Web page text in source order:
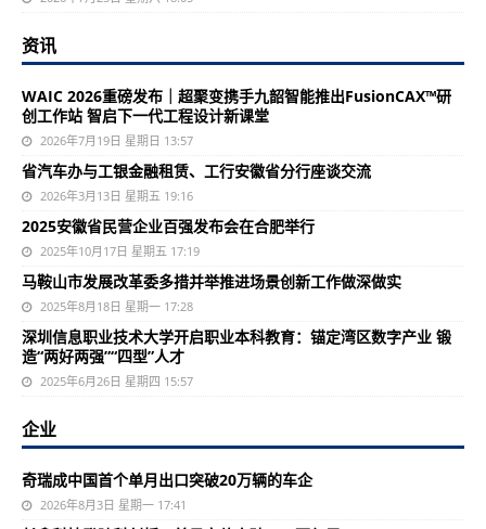
资讯
WAIC 2026重磅发布｜超聚变携手九韶智能推出FusionCAX™研
创工作站 智启下一代工程设计新课堂
2026年7月19日 星期日 13:57
省汽车办与工银金融租赁、工行安徽省分行座谈交流
2026年3月13日 星期五 19:16
2025安徽省民营企业百强发布会在合肥举行
2025年10月17日 星期五 17:19
马鞍山市发展改革委多措并举推进场景创新工作做深做实
2025年8月18日 星期一 17:28
深圳信息职业技术大学开启职业本科教育：锚定湾区数字产业 锻
造“两好两强”“四型”人才
2025年6月26日 星期四 15:57
企业
奇瑞成中国首个单月出口突破20万辆的车企
2026年8月3日 星期一 17:41